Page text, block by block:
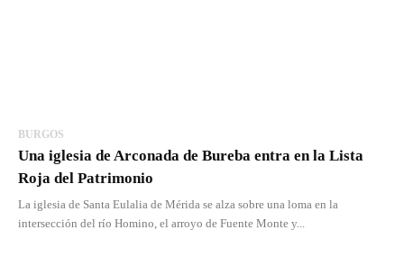
BURGOS
Una iglesia de Arconada de Bureba entra en la Lista
Roja del Patrimonio
La iglesia de Santa Eulalia de Mérida se alza sobre una loma en la
intersección del río Homino, el arroyo de Fuente Monte y...